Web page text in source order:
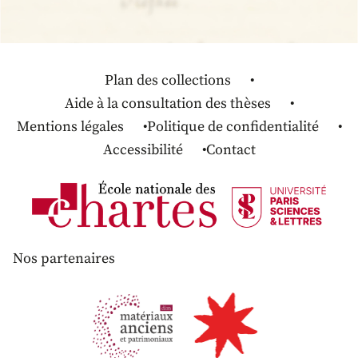
Plan des collections
Aide à la consultation des thèses
Mentions légales
Politique de confidentialité
Accessibilité
Contact
Nos partenaires